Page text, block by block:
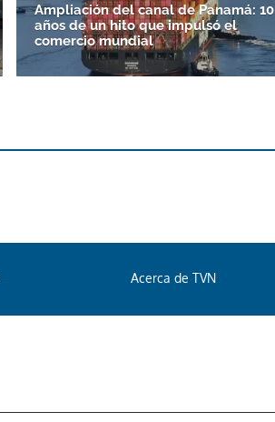
Ampliación del canal de Panamá: 10
años de un hito que impulsó el
comercio mundial
Acerca de TVN